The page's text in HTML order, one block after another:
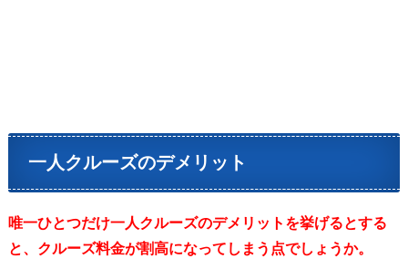
一人クルーズのデメリット
唯一ひとつだけ一人クルーズのデメリットを挙げるとする
と、クルーズ料金が割高になってしまう点でしょうか。